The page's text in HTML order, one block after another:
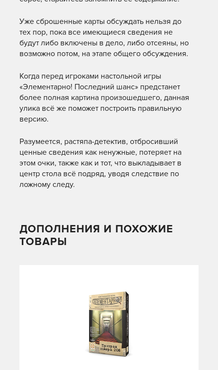
Уже сброшенные карты обсуждать нельзя до
тех пор, пока все имеющиеся сведения не
будут либо включены в дело, либо отсеяны, но
возможно потом, на этапе общего обсуждения.
Когда перед игроками настольной игры
«Элементарно! Последний шанс» предстанет
более полная картина произошедшего, данная
улика всё же поможет построить правильную
версию.
Разумеется, растяпа-детектив, отбросивший
ценные сведения как ненужные, потеряет на
этом очки, также как и тот, что выкладывает в
центр стола всё подряд, уводя следствие по
ложному следу.
ДОПОЛНЕНИЯ И ПОХОЖИЕ
ТОВАРЫ